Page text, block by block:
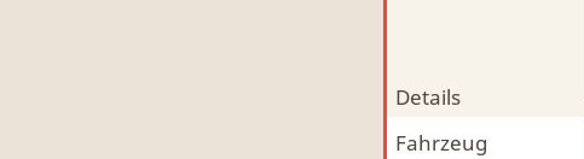
Details
Fahrzeug